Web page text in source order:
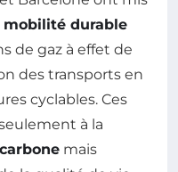
mobilité durable
de gaz à effet de
des transports en
cyclables. Ces
à la
mais